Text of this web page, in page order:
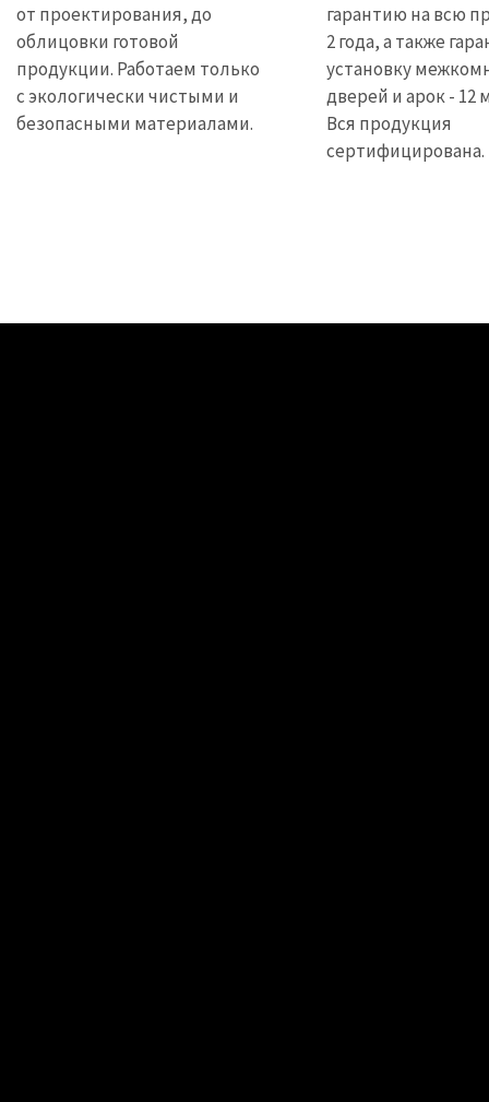
от проектирования, до
облицовки готовой
продукции. Работаем только
с экологически чистыми и
безопасными материалами.
гарантию на всю
2 года, а также
установку
дверей и арок - 12
Вся продукция
сертифицирована.